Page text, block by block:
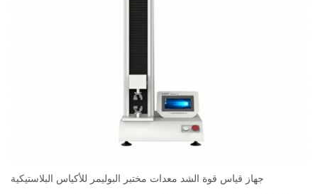
جهاز قياس قوة الشد معدات مختبر البوليمر للأكياس البلاستيكية